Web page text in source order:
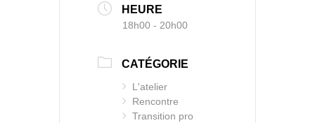
HEURE
18h00 - 20h00
CATÉGORIE
L'atelier
Rencontre
Transition pro